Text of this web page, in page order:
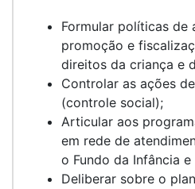
Formular políticas de
promoção e
direitos da criança e
Controlar as ações
(controle social);
Articular aos
em rede de
o Fundo da Infância
Deliberar sobre o